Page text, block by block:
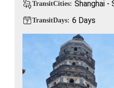
TransitCities: Shanghai -
TransitDays: 6 Days